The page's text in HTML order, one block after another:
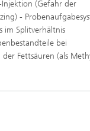
(Gefahr der
-
im Splitverhältnis
bei
Fettsäuren (als